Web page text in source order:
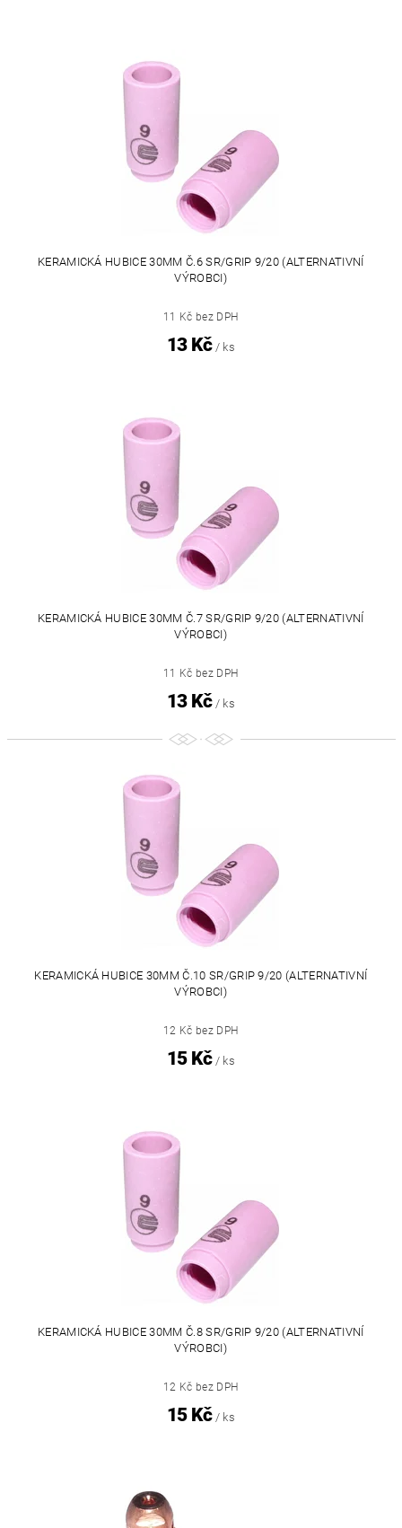
KERAMICKÁ HUBICE 30MM Č.6 SR/GRIP 9/20 (ALTERNATIVNÍ
VÝROBCI)
11 Kč bez DPH
13 Kč / ks
KERAMICKÁ HUBICE 30MM Č.7 SR/GRIP 9/20 (ALTERNATIVNÍ
VÝROBCI)
11 Kč bez DPH
13 Kč / ks
KERAMICKÁ HUBICE 30MM Č.10 SR/GRIP 9/20 (ALTERNATIVNÍ
VÝROBCI)
12 Kč bez DPH
15 Kč / ks
KERAMICKÁ HUBICE 30MM Č.8 SR/GRIP 9/20 (ALTERNATIVNÍ
VÝROBCI)
12 Kč bez DPH
15 Kč / ks